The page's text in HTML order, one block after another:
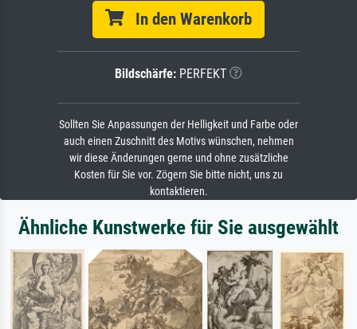
In den Warenkorb
Bildschärfe: PERFEKT
Sollten Sie Anpassungen der Helligkeit und Farbe oder
auch einen Zuschnitt des Motivs wünschen, nehmen
wir diese Änderungen gerne und ohne zusätzliche
Kosten für Sie vor. Zögern Sie bitte nicht, uns zu
kontaktieren.
Ähnliche Kunstwerke für Sie ausgewählt